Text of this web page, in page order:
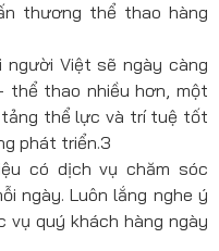
thương thể thao hàng
người Việt sẽ ngày càng
thao nhiều hơn, một
thể lực và trí tuệ tốt
phát triển.3
có dịch vụ chăm sóc
ngày. Luôn lắng nghe ý
vụ quý khách hàng ngày